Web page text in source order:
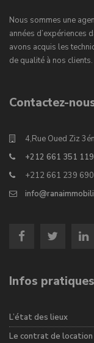
Nous sommes une
années d’expériences
avons acquis les
de qualité à nos clients.
Contactez-
4,Rue Oued Ziz
+212 661 351 119
+212 661 239 690
Infos pratiques
L’état des lieux
Le contrat de location